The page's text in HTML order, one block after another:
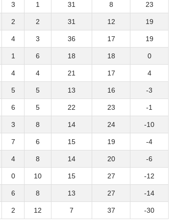
3 1 31 8 23
2 2 31 12 19
4 3 36 17 19
1 6 18 18 0
4 4 21 17 4
5 5 13 16 -3
6 5 22 23 -1
3 8 14 24 -10
7 6 15 19 -4
4 8 14 20 -6
0 10 15 27 -12
6 8 13 27 -14
2 12 7 37 -30